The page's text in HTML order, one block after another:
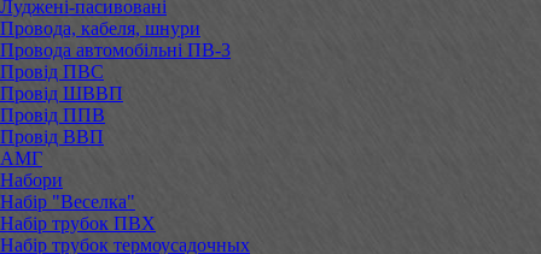
Луджені-пасивовані
Провода, кабеля, шнури
Провода автомобільні ПВ-3
Провід ПВС
Провід ШВВП
Провід ППВ
Провід ВВП
АМГ
Набори
Набір "Веселка"
Набір трубок ПВХ
Набір трубок термоусадочных